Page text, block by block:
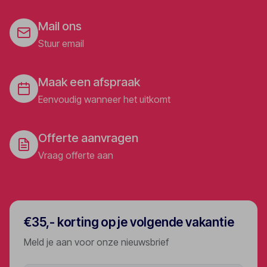
Mail ons
Stuur email
Maak een afspraak
Eenvoudig wanneer het uitkomt
Offerte aanvragen
Vraag offerte aan
€35,- korting op je volgende vakantie
Meld je aan voor onze nieuwsbrief